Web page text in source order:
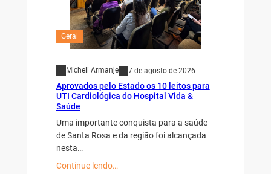
Geral
Micheli Armanje 7 de agosto de 2026
Aprovados pelo Estado os 10 leitos para
UTI Cardiológica do Hospital Vida &
Saúde
Uma importante conquista para a saúde
de Santa Rosa e da região foi alcançada
nesta…
Continue lendo…